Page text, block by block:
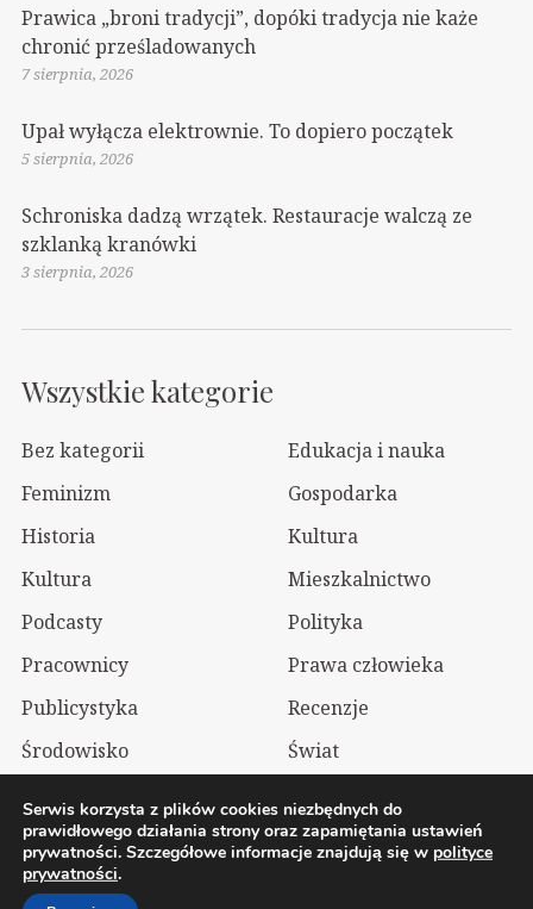
Prawica „broni tradycji”, dopóki tradycja nie każe
chronić prześladowanych
7 sierpnia, 2026
Upał wyłącza elektrownie. To dopiero początek
5 sierpnia, 2026
Schroniska dadzą wrzątek. Restauracje walczą ze
szklanką kranówki
3 sierpnia, 2026
Wszystkie kategorie
Bez kategorii
Edukacja i nauka
Feminizm
Gospodarka
Historia
Kultura
Kultura
Mieszkalnictwo
Podcasty
Polityka
Pracownicy
Prawa człowieka
Publicystyka
Recenzje
Środowisko
Świat
2026 Wolnelewo. Xavier Woliński |Mastodon
Serwis korzysta z plików cookies niezbędnych do
prawidłowego działania strony oraz zapamiętania ustawień
prywatności. Szczegółowe informacje znajdują się w polityce
prywatności.